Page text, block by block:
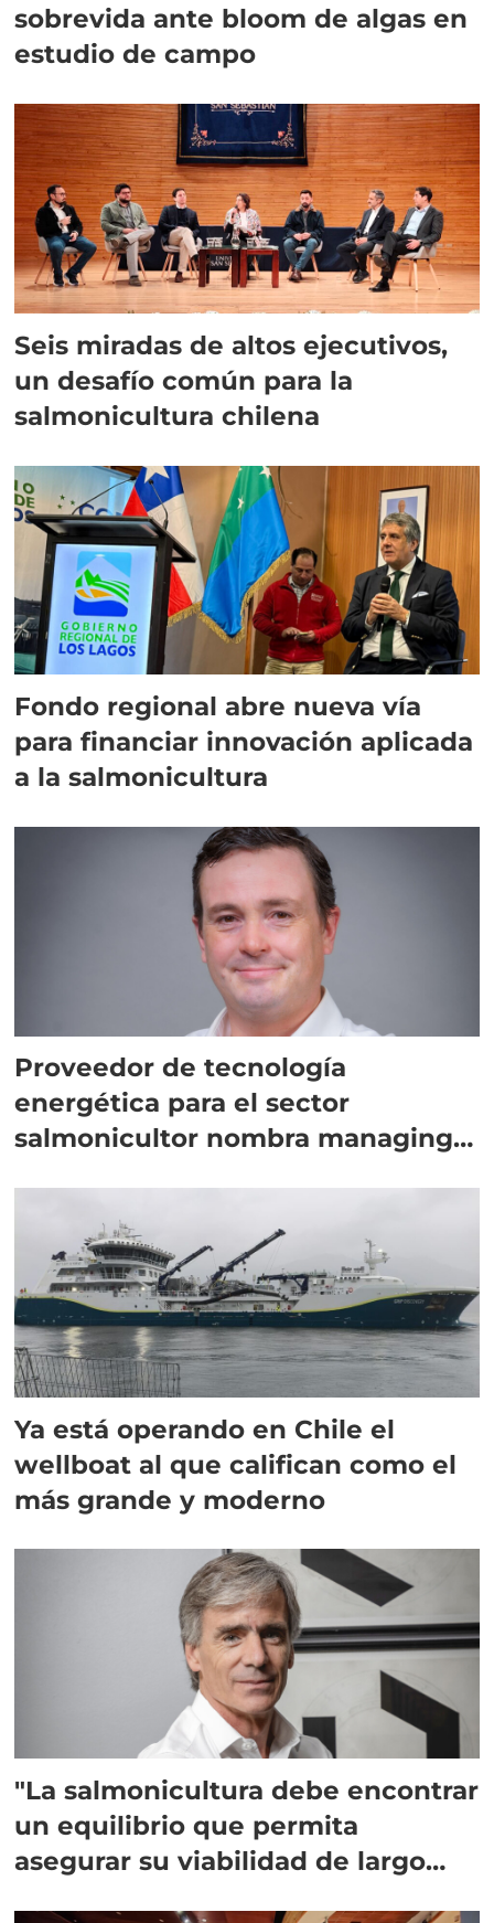
sobrevida ante bloom de algas en
estudio de campo
Seis miradas de altos ejecutivos,
un desafío común para la
salmonicultura chilena
Fondo regional abre nueva vía
para financiar innovación aplicada
a la salmonicultura
Proveedor de tecnología
energética para el sector
salmonicultor nombra managing
Ya está operando en Chile el
wellboat al que califican como el
más grande y moderno
"La salmonicultura debe encontrar
un equilibrio que permita
asegurar su viabilidad de largo